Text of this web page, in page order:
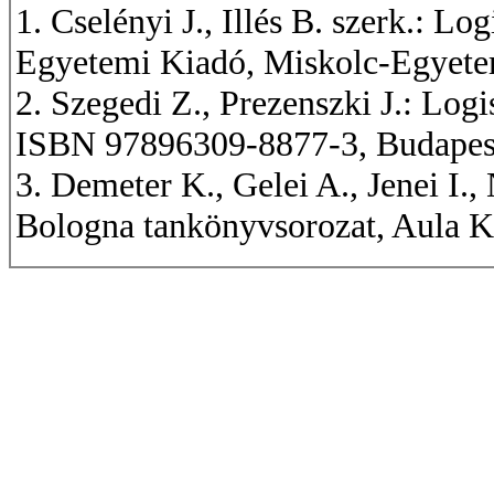
1. Cselényi J., Illés B. szerk.:
Egyetemi Kiadó, Miskolc-
2. Szegedi Z., Prezenszki J.:
ISBN 97896309-8877-3,
3. Demeter K., Gelei A., Jenei I.,
Bologna tankönyvsorozat, Aula